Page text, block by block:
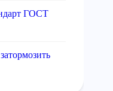
ГОСТ